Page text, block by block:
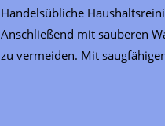
Handelsübliche
Anschließend mit sauberen
zu vermeiden. Mit